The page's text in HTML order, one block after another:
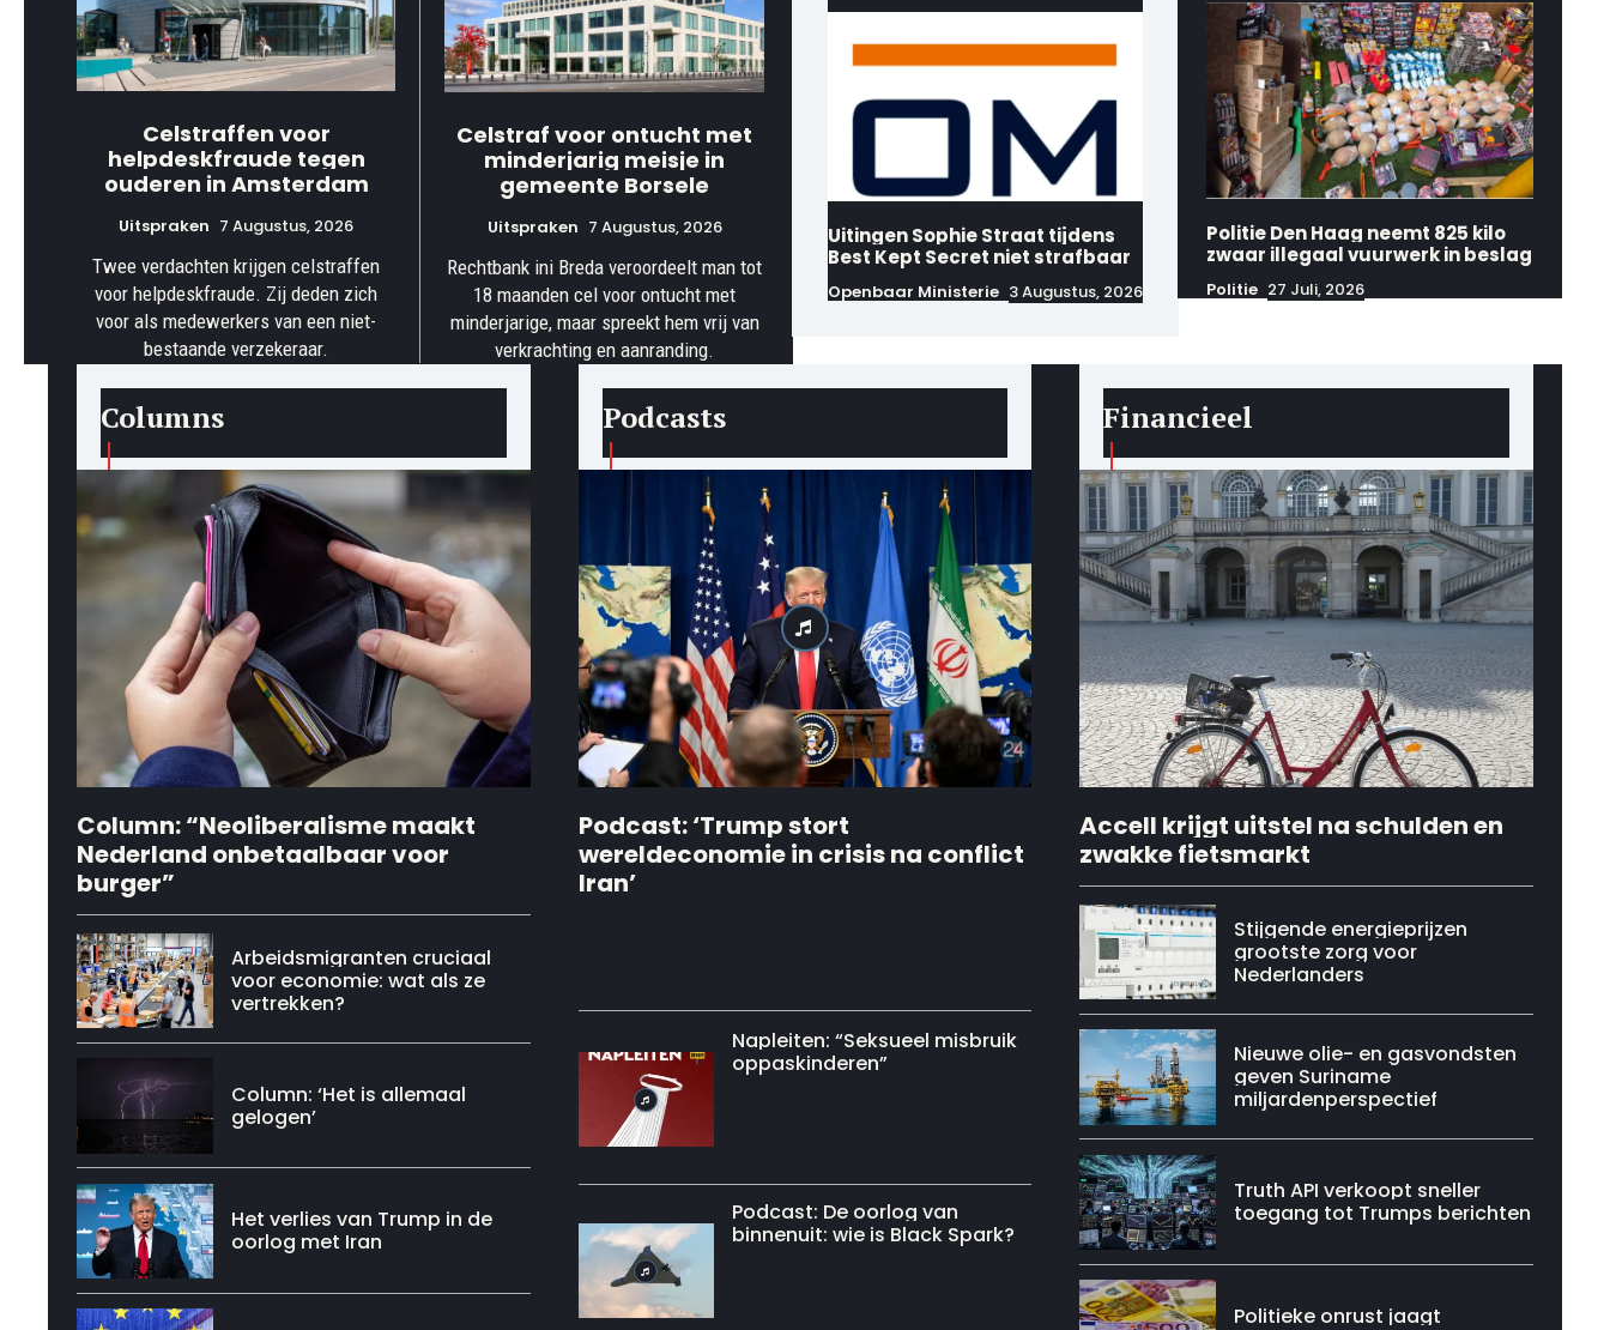
Celstraffen voor
helpdeskfraude tegen
ouderen in Amsterdam
Uitspraken 7 Augustus, 2026
Twee verdachten krijgen celstraffen
voor helpdeskfraude. Zij deden zich
voor als medewerkers van een niet-
bestaande verzekeraar.
Celstraf voor ontucht met
minderjarig meisje in
gemeente Borsele
Uitspraken 7 Augustus, 2026
Rechtbank ini Breda veroordeelt man tot
18 maanden cel voor ontucht met
minderjarige, maar spreekt hem vrij van
verkrachting en aanranding.
Uitingen Sophie Straat tijdens
Best Kept Secret niet strafbaar
Openbaar Ministerie 3 Augustus, 2026
Politie Den Haag neemt 825 kilo
zwaar illegaal vuurwerk in beslag
Politie 27 Juli, 2026
Columns
Column: “Neoliberalisme maakt
Nederland onbetaalbaar voor
burger”
Arbeidsmigranten cruciaal
voor economie: wat als ze
vertrekken?
Column: ‘Het is allemaal
gelogen’
Het verlies van Trump in de
oorlog met Iran
Podcasts
Podcast: ‘Trump stort
wereldeconomie in crisis na conflict
Iran’
Napleiten: “Seksueel misbruik
oppaskinderen”
Podcast: De oorlog van
binnenuit: wie is Black Spark?
Financieel
Accell krijgt uitstel na schulden en
zwakke fietsmarkt
Stijgende energieprijzen
grootste zorg voor
Nederlanders
Nieuwe olie- en gasvondsten
geven Suriname
miljardenperspectief
Truth API verkoopt sneller
toegang tot Trumps berichten
Politieke onrust jaagt